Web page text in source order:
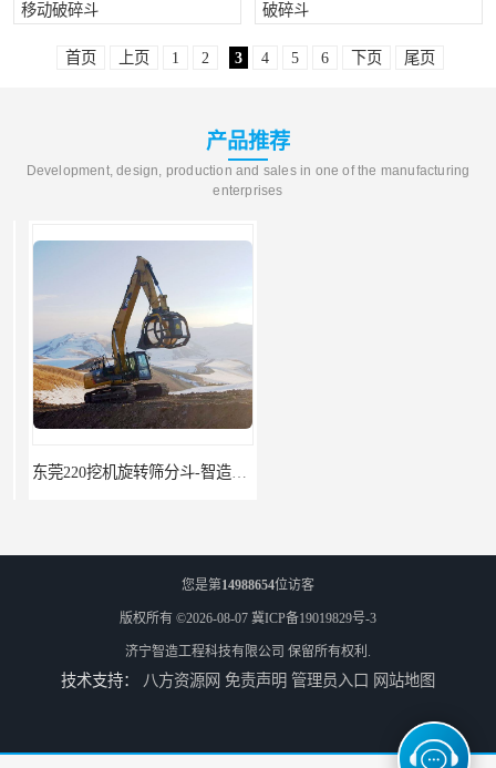
移动破碎斗
破碎斗
首页 上页 1 2 3 4 5 6 下页 尾页
产品推荐
Development, design, production and sales in one of the manufacturing
enterprises
东莞220挖机旋转筛分斗-智造大观报价-旋转筛沙斗筛沙机
挖掘机除草机 315挖掘机割草机 智造大观 园林割草机 135挖掘机割草机 智造大观
您是第14988654位访客
版权所有 ©2026-08-07 冀ICP备19019829号-3
济宁智造工程科技有限公司 保留所有权利.
技术支持： 八方资源网 免责声明 管理员入口 网站地图